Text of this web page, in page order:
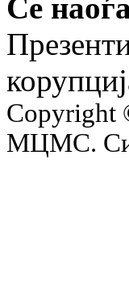
Се
Copyright
МЦМС.